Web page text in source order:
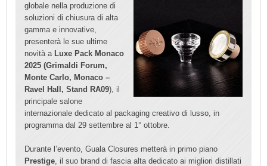
globale nella produzione di
soluzioni di chiusura di alta
gamma e innovative,
presenterà le sue ultime
novità a Luxe Pack Monaco
2025 (Grimaldi Forum,
Monte Carlo, Monaco –
Ravel Hall, Stand RA09), il
principale salone
internazionale dedicato al packaging creativo di lusso, in
programma dal 29 settembre al 1° ottobre.
Durante l’evento, Guala Closures metterà in primo piano
Prestige , il suo brand di fascia alta dedicato ai migliori distillati